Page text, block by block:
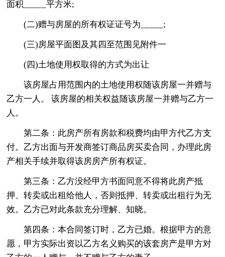
面积_____平方米;
(二)赠与房屋的所有权证证号为_____;
(三)房屋平面图及其四至范围见附件一
(四)土地使用权取得的方式为出让
该房屋占用范围内的土地使用权随该房屋一并赠与
乙方一人。 该房屋的相关权益随该房屋一并赠与乙方一
人。
第二条：此房产所有房款和税费均由甲方代乙方支
付。乙方出面与开发商签订商品房买卖合同，办理此房
产相关手续并取得该房房产所有权证。
第三条：乙方没经甲方书面同意不得将此房产抵
押、转卖或出租给他人，否则抵押、转卖或出租行为无
效。乙方已对此条款充分理解、知晓。
第四条：本合同签订时，乙方已婚。根据甲方的意
愿，甲方实际出资以乙方名义购买的该套房产是甲方对